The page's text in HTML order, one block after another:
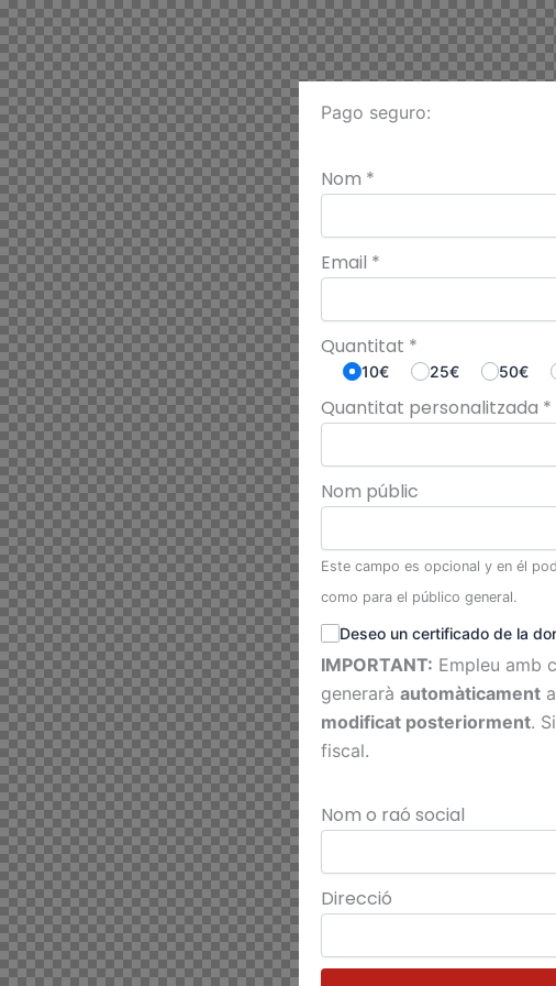
Pago seguro:
Nom *
Email *
Quantitat *
10€ 25€ 50€
Quantitat personalitzada *
Nom públic
Este campo es opcional y en él
como para el público general.
Deseo un certificado de la
IMPORTANT: Empleu amb
generarà automàticament
modificat posteriorment.
fiscal.
Nom o raó social
Direcció